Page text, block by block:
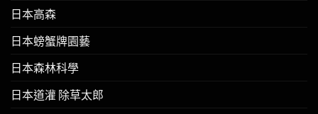
日本高森
日本螃蟹牌園藝
日本森林科學
日本道灌 除草太郎